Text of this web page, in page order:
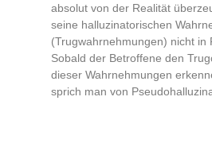
absolut von der Realität
seine halluzinatorischen
(Trugwahrnehmungen) nicht in
Sobald der Betroffene den
dieser Wahrnehmungen
sprich man von